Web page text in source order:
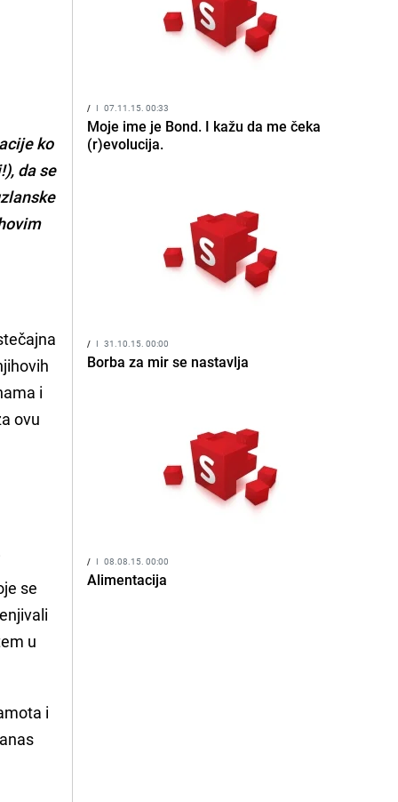
ko
da se
i
ovu
se
u
i
/ I 07.11.15. 00:33
Moje ime je Bond. I kažu da me čeka
(r)evolucija.
/ I 31.10.15. 00:00
Borba za mir se nastavlja
/ I 08.08.15. 00:00
Alimentacija